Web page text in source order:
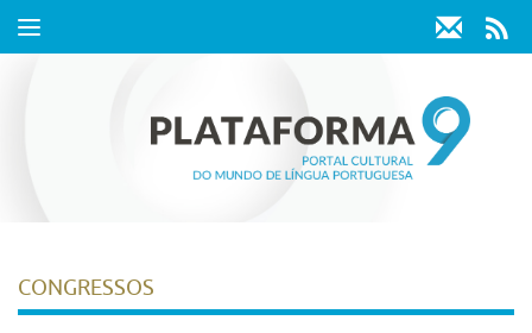
Toggle
CONGRESSOS